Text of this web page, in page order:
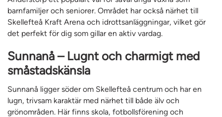
barnfamiljer och seniorer. Området har också närhet till
Skellefteå Kraft Arena och idrottsanläggningar, vilket gör
det perfekt för dig som gillar en aktiv vardag.
Sunnanå – Lugnt och charmigt med
småstadskänsla
Sunnanå ligger söder om Skellefteå centrum och har en
lugn, trivsam karaktär med närhet till både älv och
grönområden. Här finns skola, fotbollsförening och